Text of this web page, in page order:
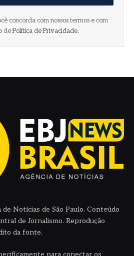
concorda com nossos termos e com
de Política de Privacidade.
de Notícias de São Paulo. Conteúdo
de Jornalismo. Reprodução
da fonte.